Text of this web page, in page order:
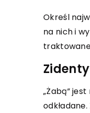
Określ
na nich i
„Żabą”
odpowiedni
dla twojego
jakie kryteria są
systemu
firmy. Odkryj nowe
dla bezpiecznego